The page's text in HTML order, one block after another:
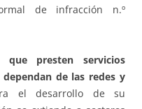
de infracción n.º
que presten servicios
dependan de las redes y
el desarrollo de su